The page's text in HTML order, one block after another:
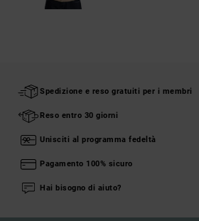
Spedizione e reso gratuiti per i membri
Reso entro 30 giorni
Unisciti al programma fedeltà
Pagamento 100% sicuro
Hai bisogno di aiuto?